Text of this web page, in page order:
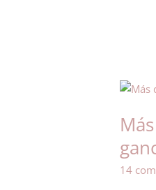
14
Más
7
de
utilizar